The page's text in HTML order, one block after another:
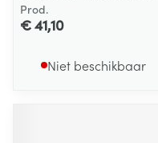
Prod.
€ 41,10
Niet beschikbaar